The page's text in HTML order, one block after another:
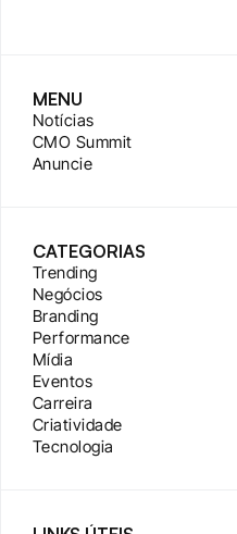
MENU
Notícias
CMO Summit
Anuncie
CATEGORIAS
Trending
Negócios
Branding
Performance
Mídia
Eventos
Carreira
Criatividade
Tecnologia